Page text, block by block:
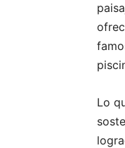
Lo